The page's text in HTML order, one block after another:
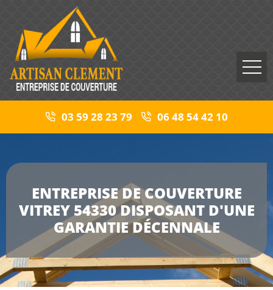
03 59 28 23 79 06 48 54 42 10
ENTREPRISE DE COUVERTURE
VITREY 54330 DISPOSANT D'UNE
GARANTIE DÉCENNALE